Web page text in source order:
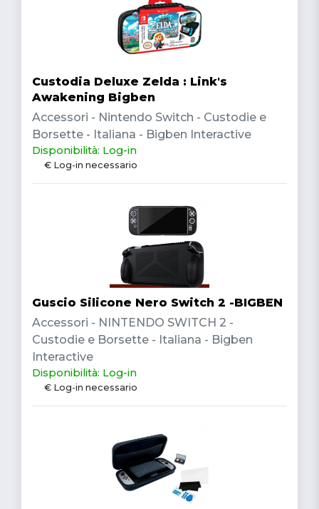
Custodia Deluxe Zelda : Link's
Awakening Bigben
Accessori - Nintendo Switch - Custodie e
Borsette - Italiana - Bigben Interactive
Disponibilità: Log-in
€ Log-in necessario
Guscio Silicone Nero Switch 2 -BIGBEN
Accessori - NINTENDO SWITCH 2 -
Custodie e Borsette - Italiana - Bigben
Interactive
Disponibilità: Log-in
€ Log-in necessario